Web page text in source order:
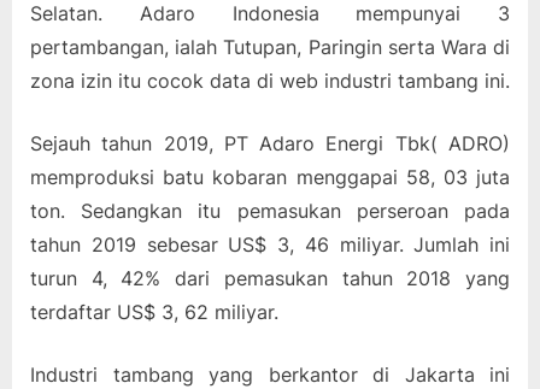
Selatan. Adaro Indonesia mempunyai 3
pertambangan, ialah Tutupan, Paringin serta Wara di
zona izin itu cocok data di web industri tambang ini.
Sejauh tahun 2019, PT Adaro Energi Tbk( ADRO)
memproduksi batu kobaran menggapai 58, 03 juta
ton. Sedangkan itu pemasukan perseroan pada
tahun 2019 sebesar US$ 3, 46 miliyar. Jumlah ini
turun 4, 42% dari pemasukan tahun 2018 yang
terdaftar US$ 3, 62 miliyar.
Industri tambang yang berkantor di Jakarta ini